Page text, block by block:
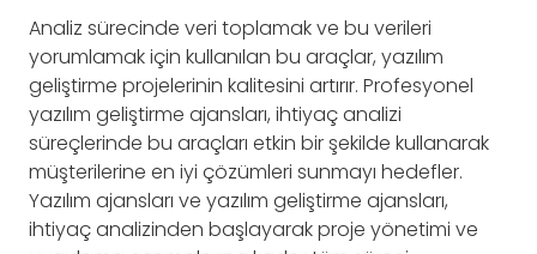
Analiz sürecinde veri toplamak ve bu verileri
yorumlamak için kullanılan bu araçlar, yazılım
geliştirme projelerinin kalitesini artırır. Profesyonel
yazılım geliştirme ajansları, ihtiyaç analizi
süreçlerinde bu araçları etkin bir şekilde kullanarak
müşterilerine en iyi çözümleri sunmayı hedefler.
Yazılım ajansları ve yazılım geliştirme ajansları,
ihtiyaç analizinden başlayarak proje yönetimi ve